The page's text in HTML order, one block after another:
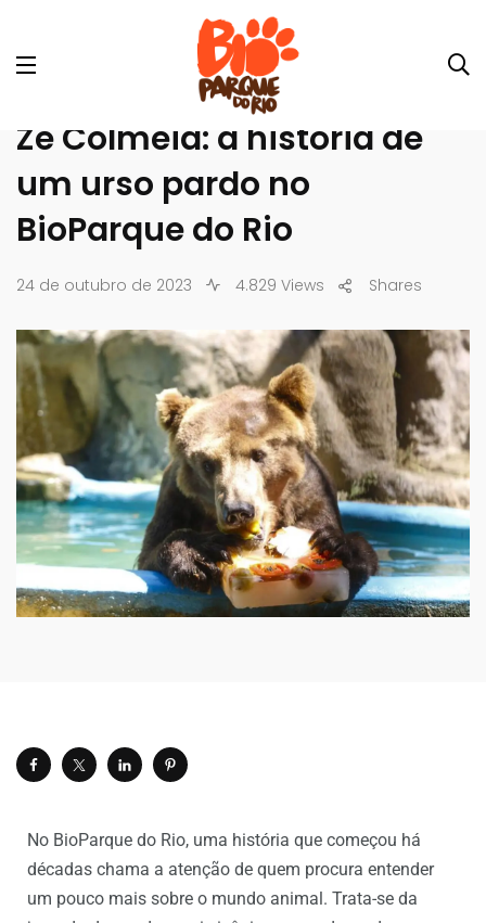
Zé Colmeia: a história de
um urso pardo no
BioParque do Rio
24 de outubro de 2023 4.829 Views Shares
No BioParque do Rio, uma história que começou há
décadas chama a atenção de quem procura entender
um pouco mais sobre o mundo animal. Trata-se da